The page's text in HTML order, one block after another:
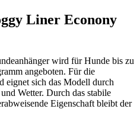
Liner Econony
wird für Hunde bis zu
angeboten. Für die
eignet sich das Modell durch
Wetter. Durch das stabile
Eigenschaft bleibt der